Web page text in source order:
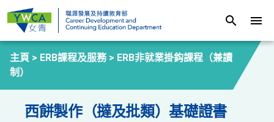
search menu
主頁 > ERB課程及服務 > ERB非就業掛鈎課程（兼讀
制）
西餅製作（撻及批類）基礎證書